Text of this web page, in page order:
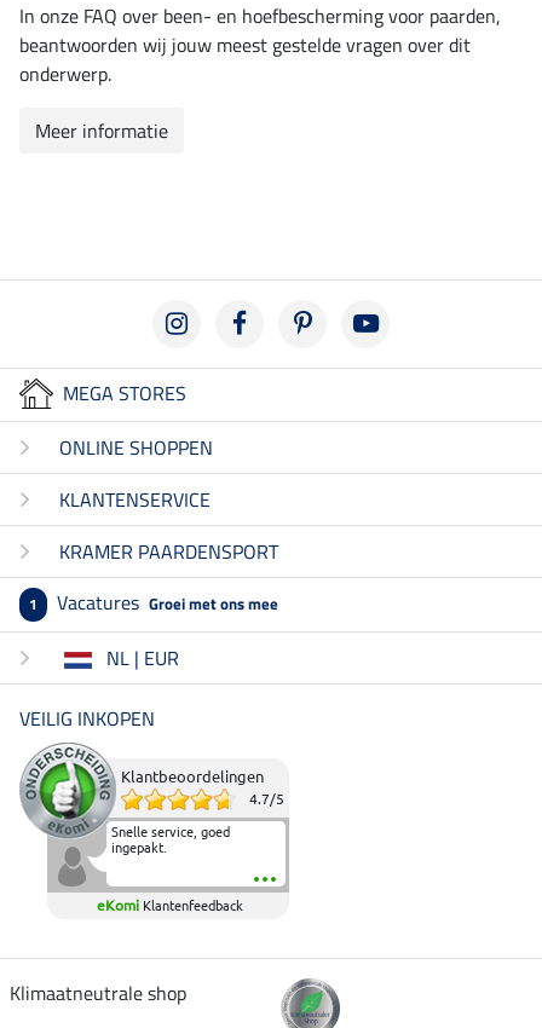
In onze FAQ over been- en hoefbescherming voor paarden,
beantwoorden wij jouw meest gestelde vragen over dit
onderwerp.
Meer informatie
MEGA STORES
ONLINE SHOPPEN
KLANTENSERVICE
KRAMER PAARDENSPORT
1 Vacatures Groei met ons mee
NL | EUR
VEILIG INKOPEN
Klantbeoordelingen
4.7/5
Snelle service, goed
ingepakt.
eKomi Klantenfeedback
Klimaatneutrale shop